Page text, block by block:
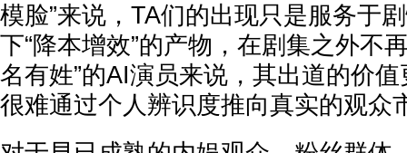
模脸”来说，TA们的出现只是服务于
下“降本增效”的产物，在剧集之外不
名有姓”的AI演员来说，其出道的价
很难通过个人辨识度推向真实的观众